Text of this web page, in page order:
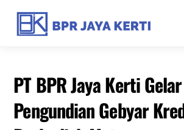
content
PT BPR Jaya Kerti Gelar
Pengundian Gebyar